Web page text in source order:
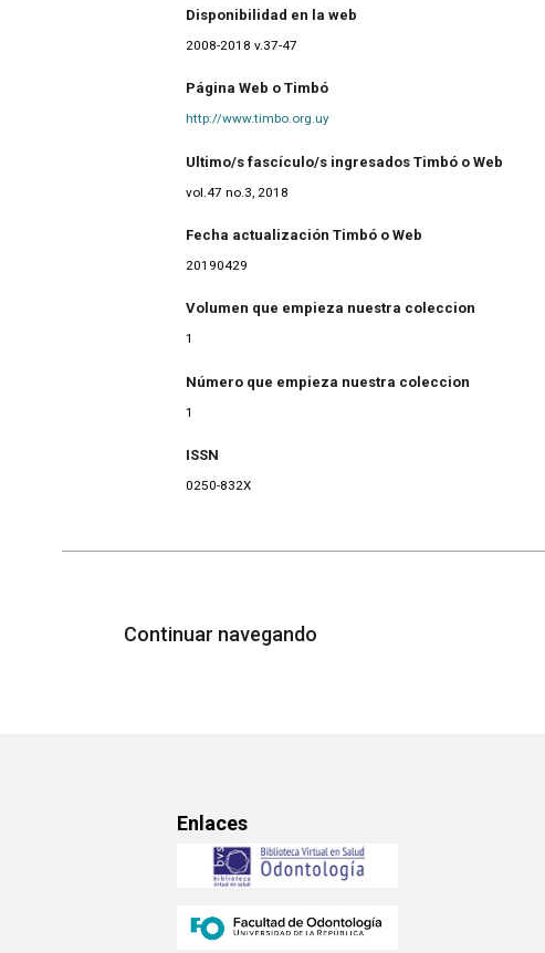
Disponibilidad en la web
2008-2018 v.37-47
Página Web o Timbó
http://www.timbo.org.uy
Ultimo/s fascículo/s ingresados Timbó o Web
vol.47 no.3, 2018
Fecha actualización Timbó o Web
20190429
Volumen que empieza nuestra coleccion
1
Número que empieza nuestra coleccion
1
ISSN
0250-832X
Continuar navegando
Enlaces